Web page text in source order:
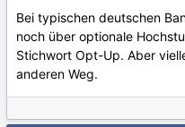
Bei typischen deutschen
noch über optionale
Stichwort Opt-Up. Aber
anderen Weg.